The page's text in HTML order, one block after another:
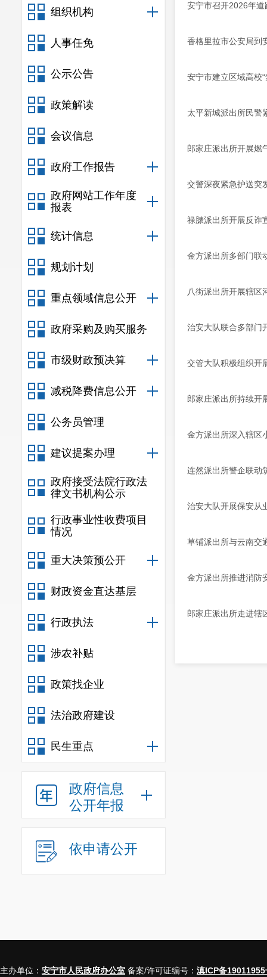
组织机构
人事任免
公示公告
政策解读
会议信息
政府工作报告
政府网站工作年度
报表
统计信息
规划计划
重点领域信息公开
政府采购及购买服务
市级财政预决算
减税降费信息公开
公务员管理
建议提案办理
政府接受法院行政法
律文书机构公示
行政事业性收费项目
情况
重大决策预公开
财政资金直达基层
行政执法
涉农补贴
政策找企业
法治政府建设
民生重点
政府信息
公开年报
依申请公开
安宁市召开2026年
香格里拉市公安局到
安宁市建立区域高校
太平新城派出所民警
郎家庄派出所开展燃
交警深夜紧急护送突
禄脿派出所开展反诈
金方派出所多部门联
八街派出所开展辖区
治安大队联合多部门
交管大队积极组织开
郎家庄派出所持续开
金方派出所深入辖区
连然派出所警企联动
治安大队开展保安从
草铺派出所与云南交
金方派出所推进消防
郎家庄派出所走进辖
主办单位： 安宁市人民政府办公室 备案/许可证编号： 滇ICP备